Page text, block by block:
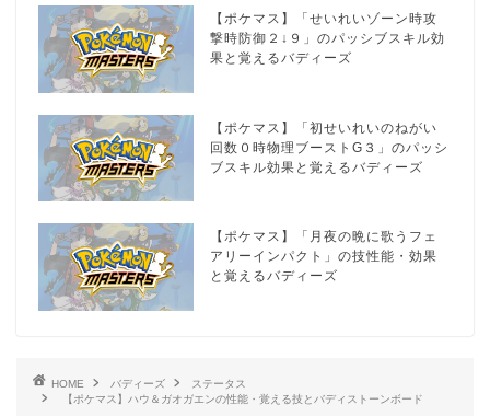
【ポケマス】「せいれいゾーン時攻
撃時防御２↓９」のパッシブスキル効
果と覚えるバディーズ
【ポケマス】「初せいれいのねがい
回数０時物理ブーストG３」のパッシ
ブスキル効果と覚えるバディーズ
【ポケマス】「月夜の晩に歌うフェ
アリーインパクト」の技性能・効果
と覚えるバディーズ
HOME バディーズ
ステータス
【ポケマス】ハウ＆ガオガエンの性能・覚える技とバディストーンボード